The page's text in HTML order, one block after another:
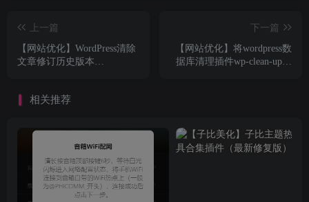
上一篇
【网站优化】WordPress清除
文章修订历史版本
库运行效率
下一篇
【网站优化】将wordpress数
据库清理插件wp-clean-up集
相关推荐